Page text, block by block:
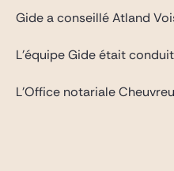
Gide a conseillé Atland
L’équipe Gide était
L’Office notariale